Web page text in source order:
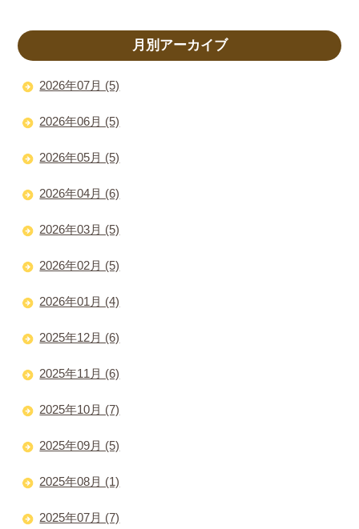
月別アーカイブ
2026年07月 (5)
2026年06月 (5)
2026年05月 (5)
2026年04月 (6)
2026年03月 (5)
2026年02月 (5)
2026年01月 (4)
2025年12月 (6)
2025年11月 (6)
2025年10月 (7)
2025年09月 (5)
2025年08月 (1)
2025年07月 (7)